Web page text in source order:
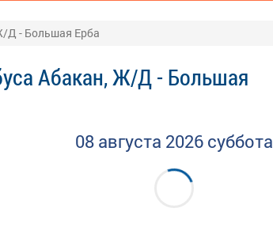
Д - Большая Ерба
Абакан, Ж/Д - Большая
08 августа 2026 суббота